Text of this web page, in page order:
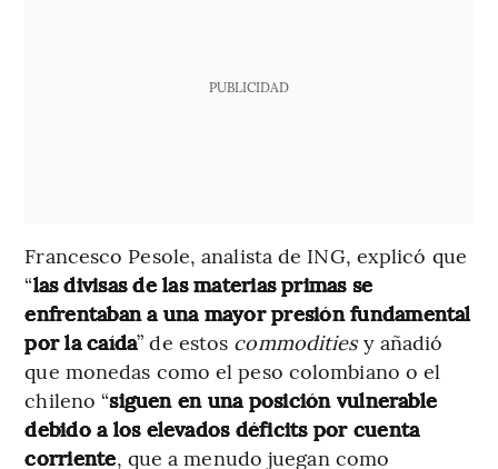
PUBLICIDAD
Francesco Pesole, analista de ING, explicó que
“las divisas de las materias primas se
enfrentaban a una mayor presión fundamental
por la caída” de estos commoditiesy añadió
que monedas como el peso colombiano o el
chileno “siguen en una posición vulnerable
debido a los elevados déficits por cuenta
corriente, que a menudo juegan como